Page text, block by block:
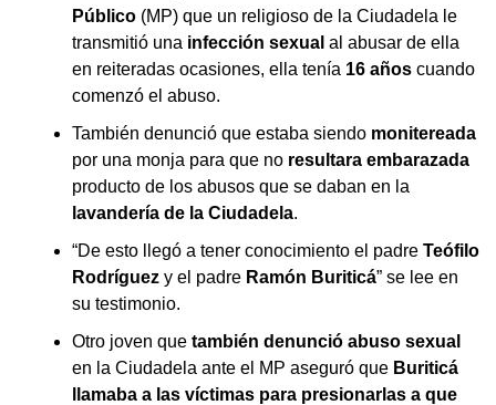
Público (MP) que un religioso de la Ciudadela le
transmitió una infección sexual al abusar de ella
en reiteradas ocasiones, ella tenía 16 años cuando
comenzó el abuso.
También denunció que estaba siendo monitereada
por una monja para que no resultara embarazada
producto de los abusos que se daban en la
lavandería de la Ciudadela.
“De esto llegó a tener conocimiento el padre Teófilo
Rodríguez y el padre Ramón Buriticá” se lee en
su testimonio.
Otro joven que también denunció abuso sexual
en la Ciudadela ante el MP aseguró que Buriticá
llamaba a las víctimas para presionarlas a que